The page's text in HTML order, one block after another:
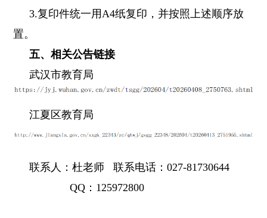
3.复印件统一用A4纸复印，并按照上述顺序放
置。
五、相关公告链接
武汉市教育局
江夏区教育局
联系人：杜老师 联系电话：027-81730644
QQ：125972800